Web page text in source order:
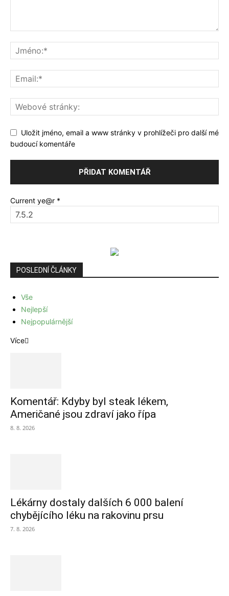
Uložit jméno, email a www stránky v prohlížeči pro další mé
budoucí komentáře
Current ye@r *
POSLEDNÍ ČLÁNKY
Vše
Nejlepší
Nejpopulárnější
Více
Komentář: Kdyby byl steak lékem,
Američané jsou zdraví jako řípa
8. 8. 2026
Lékárny dostaly dalších 6 000 balení
chybějícího léku na rakovinu prsu
7. 8. 2026